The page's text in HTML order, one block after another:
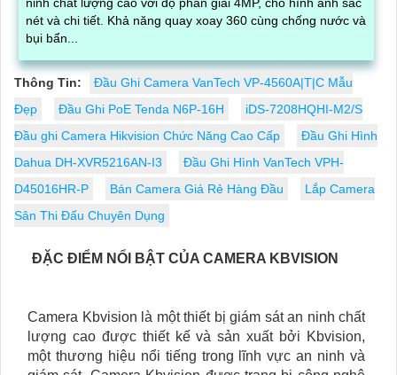
nét và chi tiết. Khả năng quay xoay 360 cùng chống nước và
bụi bẩn...
Thông Tin:
Đầu Ghi Camera VanTech VP-4560A|T|C Mẫu
Đẹp
Đầu Ghi PoE Tenda N6P-16H
iDS-7208HQHI-M2/S
Đầu ghi Camera Hikvision Chức Năng Cao Cấp
Đầu Ghi Hình
Dahua DH-XVR5216AN-I3
Đầu Ghi Hình VanTech VPH-
D45016HR-P
Bán Camera Giá Rẻ Hàng Đầu
Lắp Camera
Sân Thi Đấu Chuyên Dụng
ĐẶC ĐIỂM NỔI BẬT CỦA CAMERA KBVISION
Camera Kbvision là một thiết bị giám sát an ninh chất
lượng cao được thiết kế và sản xuất bởi Kbvision,
một thương hiệu nổi tiếng trong lĩnh vực an ninh và